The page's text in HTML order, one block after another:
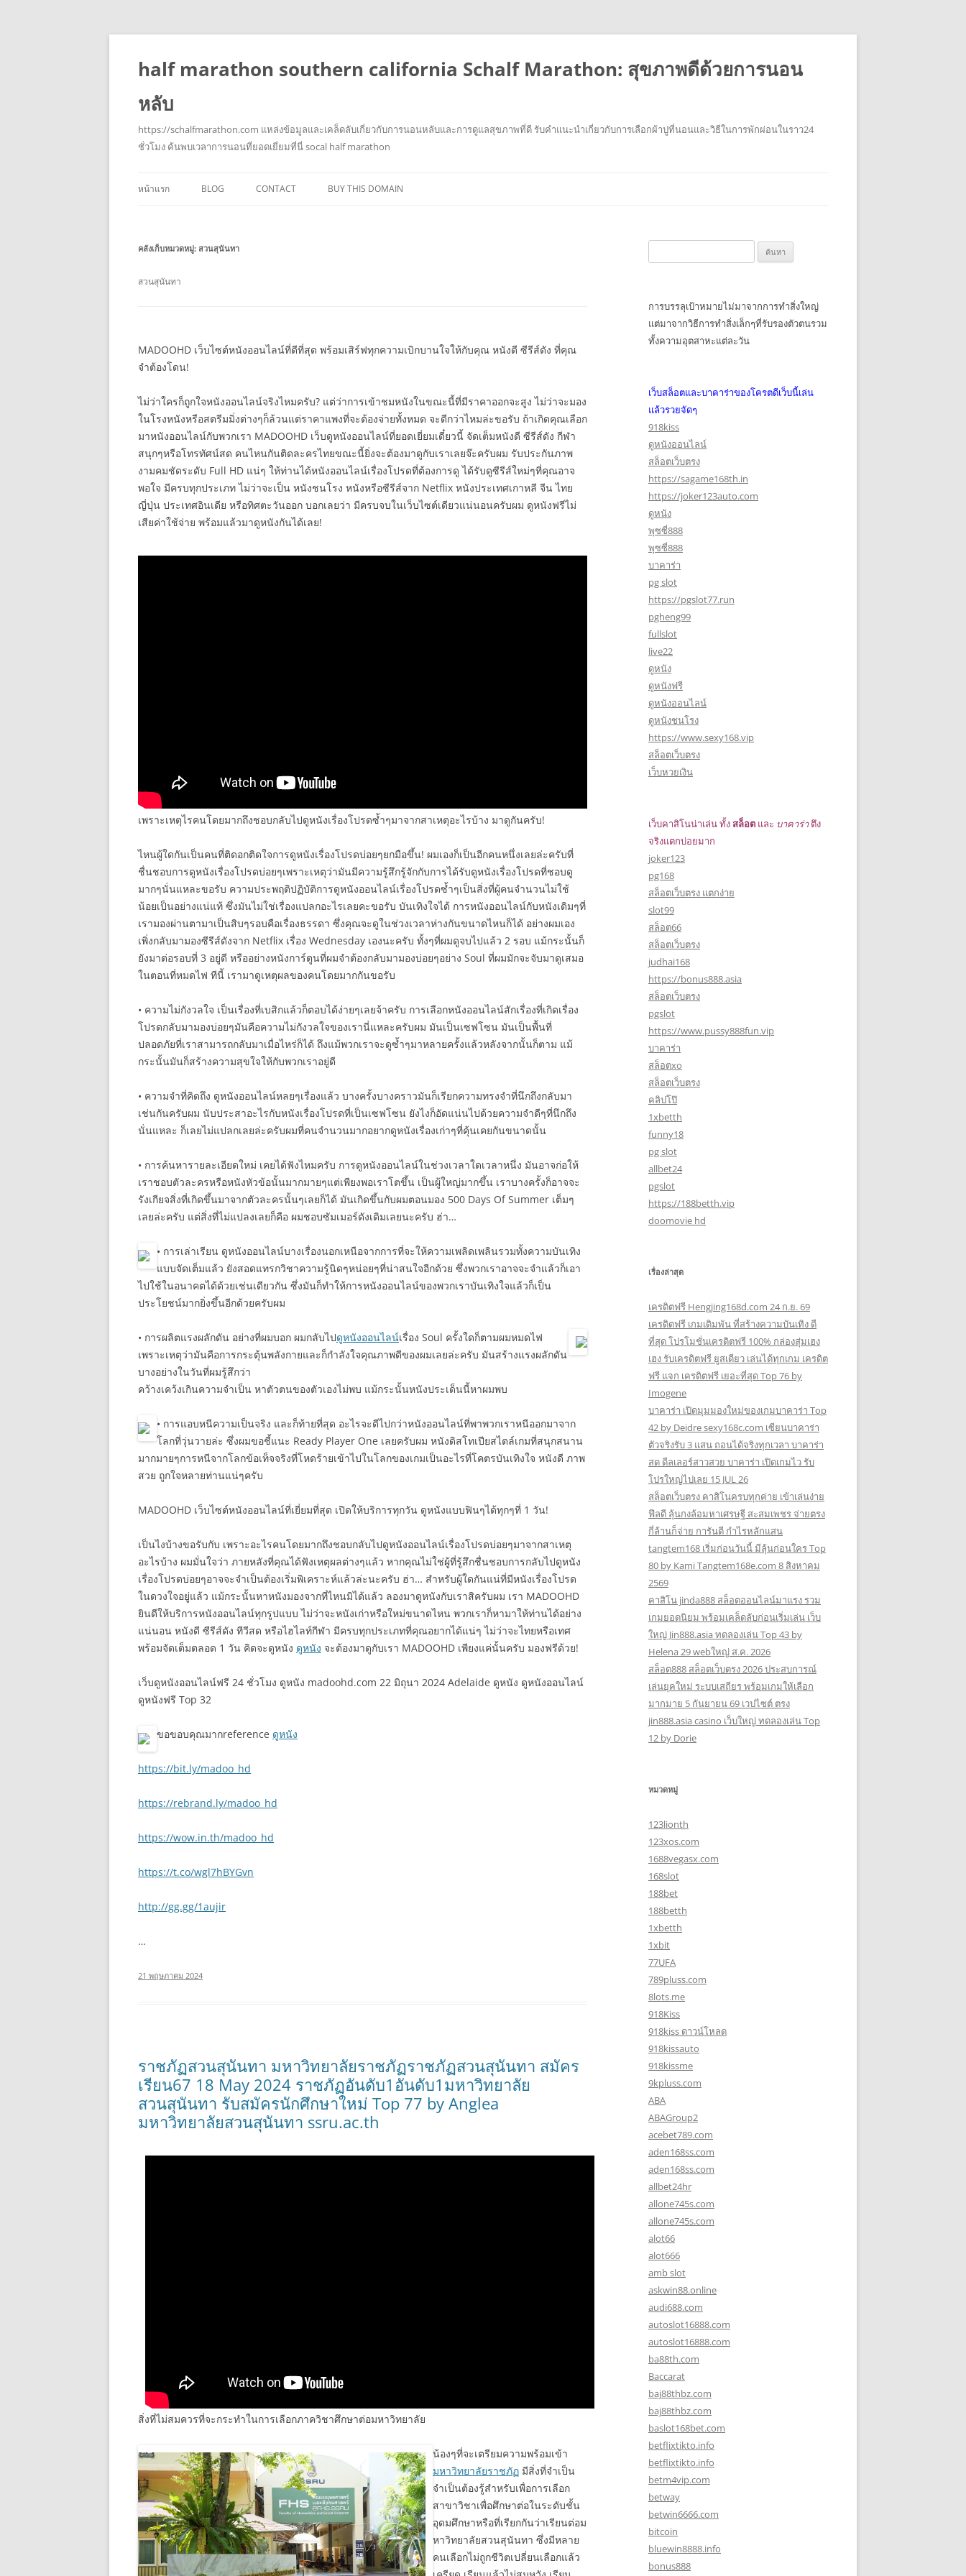
half marathon southern california Schalf Marathon: สุขภาพดีด้วยการนอน
หลับ
https://schalfmarathon.com แหล่งข้อมูลและเคล็ดลับเกี่ยวกับการนอนหลับและการดูแลสุขภาพที่ดี รับคำแนะนำเกี่ยวกับการเลือกผ้าปูที่นอนและวิธีในการพักผ่อนในราว24
ชั่วโมง ค้นพบเวลาการนอนที่ยอดเยี่ยมที่นี่ socal half marathon
หน้าแรก BLOG CONTACT BUY THIS DOMAIN
คลังเก็บหมวดหมู่: สวนสุนันทา
สวนสุนันทา
MADOOHD เว็บไซต์หนังออนไลน์ที่ดีที่สุด พร้อมเสิร์ฟทุกความเบิกบานใจให้กับคุณ หนังดี ซีรีส์ดัง ที่คุณ
จำต้องโดน!
ไม่ว่าใครก็ถูกใจหนังออนไลน์จริงไหมครับ? แต่ว่าการเข้าชมหนังในขณะนี้ที่มีราคาออกจะสูง ไม่ว่าจะมอง
ในโรงหนังหรือสตรีมมิ่งต่างๆก็ล้วนแต่ราคาแพงที่จะต้องจ่ายทั้งหมด จะดีกว่าไหมล่ะขอรับ ถ้าเกิดคุณเลือก
มาหนังออนไลน์กับพวกเรา MADOOHD เว็บดูหนังออนไลน์ที่ยอดเยี่ยมเดี๋ยวนี้ จัดเต็มหนังดี ซีรีส์ดัง กีฬา
สนุกๆหรือโทรทัศน์สด คนไหนกันติดละครไทยขณะนี้ยิ่งจะต้องมาดูกับเราเลยจ๊ะครับผม รับประกันภาพ
งามคมชัดระดับ Full HD แน่ๆ ให้ท่านได้หนังออนไลน์เรื่องโปรดที่ต้องการดู ได้รับดูซีรีส์ใหม่ๆที่คุณอาจ
พอใจ มีครบทุกประเภท ไม่ว่าจะเป็น หนังชนโรง หนังหรือซีรีส์จาก Netflix หนังประเทศเกาหลี จีน ไทย
ญี่ปุ่น ประเทศอินเดีย หรือทิศตะวันออก บอกเลยว่า มีครบจบในเว็บไซต์เดียวแน่นอนครับผม ดูหนังฟรีไม่
เสียค่าใช้จ่าย พร้อมแล้วมาดูหนังกันได้เลย!
เพราะเหตุไรคนโดยมากถึงชอบกลับไปดูหนังเรื่องโปรดซ้ำๆมาจากสาเหตุอะไรบ้าง มาดูกันครับ!
ไหนผู้ใดกันเป็นคนที่ติดอกติดใจการดูหนังเรื่องโปรดบ่อยๆยกมือขึ้น! ผมเองก็เป็นอีกคนหนึ่งเลยล่ะครับที่
ชื่นชอบการดูหนังเรื่องโปรดบ่อยๆเพราะเหตุว่ามันมีความรู้สึกรู้จักกับการได้รับดูหนังเรื่องโปรดที่ชอบดู
มากๆนั่นแหละขอรับ ความประพฤติปฏิบัติการดูหนังออนไลน์เรื่องโปรดซ้ำๆเป็นสิ่งที่ผู้คนจำนวนไม่ใช้
น้อยเป็นอย่างแน่แท้ ซึ่งมันไม่ใช่เรื่องแปลกอะไรเลยคะขอรับ บันเทิงใจได้ การหนังออนไลน์กับหนังเดิมๆที่
เรามองผ่านตามาเป็นสิบๆรอบคือเรื่องธรรดา ซึ่งคุณจะดูในช่วงเวลาห่างกันขนาดไหนก็ได้ อย่างผมเอง
เพิ่งกลับมามองซีรีส์ดังจาก Netflix เรื่อง Wednesday เองนะครับ ทั้งๆที่ผมดูจบไปแล้ว 2 รอบ แม้กระนั้นก็
ยังมาต่อรอบที่ 3 อยู่ดี หรืออย่างหนังการ์ตูนที่ผมจำต้องกลับมามองบ่อยๆอย่าง Soul ที่ผมมักจะจับมาดูเสมอ
ในตอนที่หมดไฟ ทีนี้ เรามาดูเหตุผลของคนโดยมากกันขอรับ
• ความไม่กังวลใจ เป็นเรื่องที่เบสิกแล้วก็ตอบได้ง่ายๆเลยจ้าครับ การเลือกหนังออนไลน์สักเรื่องที่เกิดเรื่อง
โปรดกลับมามองบ่อยๆมันคือความไม่กังวลใจของเรานี่แหละครับผม มันเป็นเซฟโซน มันเป็นพื้นที่
ปลอดภัยที่เราสามารถกลับมาเมื่อไหร่ก็ได้ ถึงแม้พวกเราจะดูซ้ำๆมาหลายครั้งแล้วหลังจากนั้นก็ตาม แม้
กระนั้นมันก็สร้างความสุขใจให้กับพวกเราอยู่ดี
• ความจำที่คิดถึง ดูหนังออนไลน์หลยๆเรื่องแล้ว บางครั้งบางคราวมันก็เรียกความทรงจำที่นึกถึงกลับมา
เช่นกันครับผม นับประสาอะไรกับหนังเรื่องโปรดที่เป็นเซฟโซน ยังไงก็อัดแน่นไปด้วยความจำดีๆที่นึกถึง
นั่นแหละ ก็เลยไม่แปลกเลยล่ะครับผมที่คนจำนวนมากอยากดูหนังเรื่องเก่าๆที่คุ้นเคยกันขนาดนั้น
• การค้นหารายละเอียดใหม่ เคยได้ฟังไหมครับ การดูหนังออนไลน์ในช่วงเวลาใดเวลาหนึ่ง มันอาจก่อให้
เราชอบตัวละครหรือหนังหัวข้อนั้นมากมายๆแต่เพียงพอเราโตขึ้น เป็นผู้ใหญ่มากขึ้น เราบางครั้งก็อาจจะ
รังเกียจสิ่งที่เกิดขึ้นมาจากตัวละครนั้นๆเลยก็ได้ มันเกิดขึ้นกับผมตอนมอง 500 Days Of Summer เต็มๆ
เลยล่ะครับ แต่สิ่งที่ไม่แปลงเลยก็คือ ผมชอบซัมเมอร์ดังเดิมเลยนะครับ ฮ่า…
• การเล่าเรียน ดูหนังออนไลน์บางเรื่องนอกเหนือจากการที่จะให้ความเพลิดเพลินรวมทั้งความบันเทิง
แบบจัดเต็มแล้ว ยังสอดแทรกวิชาความรู้นิดๆหน่อยๆที่น่าสนใจอีกด้วย ซึ่งพวกเราอาจจะจำแล้วก็เอา
ไปใช้ในอนาคตได้ด้วยเช่นเดียวกัน ซึ่งมันก็ทำให้การหนังออนไลน์ของพวกเราบันเทิงใจแล้วก็เป็น
ประโยชน์มากยิ่งขึ้นอีกด้วยครับผม
• การผลิตแรงผลักดัน อย่างที่ผมบอก ผมกลับไปดูหนังออนไลน์เรื่อง Soul ครั้งใดก็ตามผมหมดไฟ
เพราะเหตุว่ามันคือการกระตุ้นพลังกายและก็กำลังใจคุณภาพดีของผมเลยล่ะครับ มันสร้างแรงผลักดัน
บางอย่างในวันที่ผมรู้สึกว่า
คว้างเคว้งเกินความจำเป็น หาตัวตนของตัวเองไม่พบ แม้กระนั้นหนังประเด็นนี้หาผมพบ
• การแอบหนีความเป็นจริง และก็ท้ายที่สุด อะไรจะดีไปกว่าหนังออนไลน์ที่พาพวกเราหนีออกมาจาก
โลกที่วุ่นวายล่ะ ซึ่งผมขอชี้แนะ Ready Player One เลยครับผม หนังดิสโทเปียสไตล์เกมที่สนุกสนาน
มากมายๆการหนีจากโลกข้อเท็จจริงที่โหดร้ายเข้าไปในโลกของเกมเป็นอะไรที่โคตรบันเทิงใจ หนังดี ภาพ
สวย ถูกใจหลายท่านแน่ๆครับ
MADOOHD เว็บไซต์หนังออนไลน์ที่เยี่ยมที่สุด เปิดให้บริการทุกวัน ดูหนังแบบฟินๆได้ทุกๆที่ 1 วัน!
เป็นไงบ้างขอรับกับ เพราะอะไรคนโดยมากถึงชอบกลับไปดูหนังออนไลน์เรื่องโปรดบ่อยๆมาจากสาเหตุ
อะไรบ้าง ผมมั่นใจว่า ภายหลังที่คุณได้ฟังเหตุผลต่างๆแล้ว หากคุณไม่ใช่ผู้ที่รู้สึกชื่นชอบการกลับไปดูหนัง
เรื่องโปรดบ่อยๆอาจจะจำเป็นต้องเริ่มพิเคราะห์แล้วล่ะนะครับ ฮ่า… สำหรับผู้ใดกันแน่ที่มีหนังเรื่องโปรด
ในดวงใจอยู่แล้ว แม้กระนั้นหาหนังมองจากที่ไหนมิได้แล้ว ลองมาดูหนังกับเราสิครับผม เรา MADOOHD
ยินดีให้บริการหนังออนไลน์ทุกรูปแบบ ไม่ว่าจะหนังเก่าหรือใหม่ขนาดไหน พวกเราก็หามาให้ท่านได้อย่าง
แน่นอน หนังดี ซีรีส์ดัง ทีวีสด หรือไฮไลท์กีฬา มีครบทุกประเภทที่คุณอยากได้แน่ๆ ไม่ว่าจะไทยหรือเทศ
พร้อมจัดเต็มตลอด 1 วัน คิดจะดูหนัง ดูหนัง จะต้องมาดูกับเรา MADOOHD เพียงแค่นั้นครับ มองฟรีด้วย!
เว็บดูหนังออนไลน์ฟรี 24 ชั่วโมง ดูหนัง madoohd.com 22 มิถุนา 2024 Adelaide ดูหนัง ดูหนังออนไลน์
ดูหนังฟรี Top 32
ขอขอบคุณมากreference ดูหนัง
https://bit.ly/madoo_hd
https://rebrand.ly/madoo_hd
https://wow.in.th/madoo_hd
https://t.co/wgl7hBYGvn
http://gg.gg/1aujir
…
21 พฤษภาคม 2024
ราชภัฏสวนสุนันทา มหาวิทยาลัยราชภัฏราชภัฏสวนสุนันทา สมัคร
เรียน67 18 May 2024 ราชภัฏอันดับ1อันดับ1มหาวิทยาลัย
สวนสุนันทา รับสมัครนักศึกษาใหม่ Top 77 by Anglea
มหาวิทยาลัยสวนสุนันทา ssru.ac.th
สิ่งที่ไม่สมควรที่จะกระทำในการเลือกภาควิชาศึกษาต่อมหาวิทยาลัย
น้องๆที่จะเตรียมความพร้อมเข้า
มหาวิทยาลัยราชภัฏ มีสิ่งที่จำเป็น
จำเป็นต้องรู้สำหรับเพื่อการเลือก
สาขาวิชาเพื่อศึกษาต่อในระดับชั้น
อุดมศึกษาหรือที่เรียกกันว่าเรียนต่อม
หาวิทยาลัยสวนสุนันทา ซึ่งมีหลาย
คนเลือกไม่ถูกชีวิตเปลี่ยนเลือกแล้ว
สำหรับ:
การบรรลุเป้าหมายไม่มาจากการทำสิ่งใหญ่
แต่มาจากวิธีการทำสิ่งเล็กๆที่รับรองตัวตนรวม
ทั้งความอุตสาหะแต่ละวัน
เว็บสล็อตและบาคาร่าของโครตดีเว็บนี้เล่น
แล้วรวยจัดๆ
918kiss
ดูหนังออนไลน์
สล็อตเว็บตรง
https://sagame168th.in
https://joker123auto.com
ดูหนัง
พุซซี่888
พุซซี่888
บาคาร่า
pg slot
https://pgslot77.run
pgheng99
fullslot
live22
ดูหนัง
ดูหนังฟรี
ดูหนังออนไลน์
ดูหนังชนโรง
https://www.sexy168.vip
สล็อตเว็บตรง
เว็บหวยเงิน
เว็บคาสิโนน่าเล่น ทั้งสล็อต และ บาคาร่าตึง
จริงแตกบ่อยมาก
joker123
pg168
สล็อตเว็บตรง แตกง่าย
slot99
สล็อต66
สล็อตเว็บตรง
judhai168
https://bonus888.asia
สล็อตเว็บตรง
pgslot
https://www.pussy888fun.vip
บาคาร่า
สล็อตxo
สล็อตเว็บตรง
คลิปโป๊
1xbetth
funny18
pg slot
allbet24
pgslot
https://188betth.vip
doomovie hd
เรื่องล่าสุด
เครดิตฟรี Hengjing168d.com 24 ก.ย. 69
เครดิตฟรี เกมเดิมพัน ที่สร้างความบันเทิง ดี
ที่สุด โปรโมชั่นเครดิตฟรี 100% กล่องสุ่มเฮง
เฮง รับเครดิตฟรี ยูสเดียว เล่นได้ทุกเกม เครดิต
ฟรี แจก เครดิตฟรี เยอะที่สุด Top 76 by
Imogene
บาคาร่า เปิดมุมมองใหม่ของเกมบาคาร่า Top
42 by Deidre sexy168c.com เซียนบาคาร่า
ตัวจริงรับ 3 แสน ถอนได้จริงทุกเวลา บาคาร่า
สด ดีลเลอร์สาวสวย บาคาร่า เปิดเกมไว รับ
โปรใหญ่ไปเลย 15 JUL 26
สล็อตเว็บตรง คาสิโนครบทุกค่าย เข้าเล่นง่าย
ฟีลดี ลุ้นกงล้อมหาเศรษฐี สะสมเพชร จ่ายตรง
กี่ล้านก็จ่าย การันตี กำไรหลักแสน
tangtem168 เริ่มก่อนวันนี้ มีลุ้นก่อนใคร Top
80 by Kami Tangtem168e.com 8 สิงหาคม
2569
คาสิโน jinda888 สล็อตออนไลน์มาแรง รวม
เกมยอดนิยม พร้อมเคล็ดลับก่อนเริ่มเล่น เว็บ
ใหญ่ Jin888.asia ทดลองเล่น Top 43 by
Helena 29 webใหญ่ ส.ค. 2026
สล็อต888 สล็อตเว็บตรง 2026 ประสบการณ์
เล่นยุคใหม่ ระบบเสถียร พร้อมเกมให้เลือก
มากมาย 5 กันยายน 69 เวปไซต์ ตรง
jin888.asia casino เว็บใหญ่ ทดลองเล่น Top
12 by Dorie
หมวดหมู่
123lionth
123xos.com
1688vegasx.com
168slot
188bet
188betth
1xbetth
1xbit
77UFA
789pluss.com
8lots.me
918Kiss
918kiss ดาวน์โหลด
918kissauto
918kissme
9kpluss.com
ABA
ABAGroup2
acebet789.com
aden168ss.com
aden168ss.com
allbet24hr
allone745s.com
allone745s.com
alot66
alot666
amb slot
askwin88.online
audi688.com
autoslot16888.com
autoslot16888.com
ba88th.com
Baccarat
baj88thbz.com
baj88thbz.com
baslot168bet.com
betflixtikto.info
betflixtikto.info
betm4vip.com
betway
betwin6666.com
bitcoin
bluewin8888.info
bonus888